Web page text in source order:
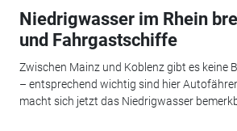
Niedrigwasser im Rhein
und Fahrgastschiffe
Zwischen Mainz und Koblenz gibt es keine
– entsprechend wichtig sind hier
macht sich jetzt das Niedrigwasser